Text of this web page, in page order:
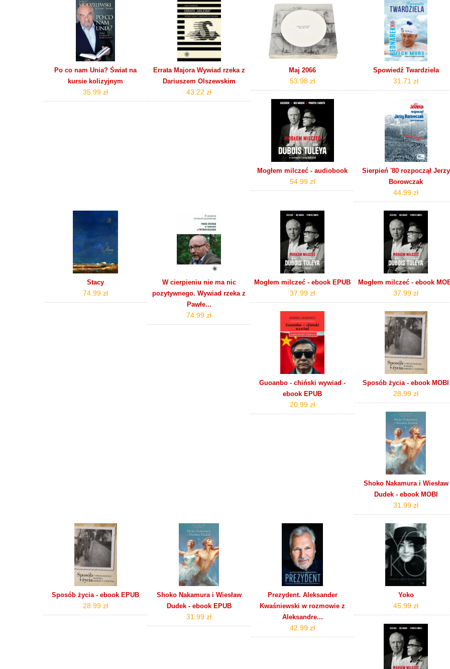
Po co nam Unia? Świat na
kursie kolizyjnym
35.99 zł
Errata Majora Wywiad rzeka z
Dariuszem Olszewskim
43.22 zł
Maj 2066
53.98 zł
Spowiedź Twardziela
31.71 zł
Mogłem milczeć - audiobook
54.99 zł
Sierpień '80 rozpoczął Jerzy
Borowczak
44.99 zł
Stacy
74.99 zł
W cierpieniu nie ma nic
pozytywnego. Wywiad rzeka z
Pawłe...
74.99 zł
Mogłem milczeć - ebook EPUB
37.99 zł
Mogłem milczeć - ebook
37.99 zł
Guoanbo - chiński wywiad -
ebook EPUB
20.99 zł
Sposób życia - ebook MOBI
28.99 zł
Shoko Nakamura i Wiesław
Dudek - ebook MOBI
31.99 zł
Sposób życia - ebook EPUB
28.99 zł
Shoko Nakamura i Wiesław
Dudek - ebook EPUB
31.99 zł
Prezydent. Aleksander
Kwaśniewski w rozmowie z
Aleksandre...
42.99 zł
Yoko
45.99 zł